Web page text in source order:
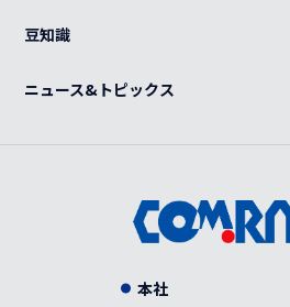
感染症対策
豆知識
ニュース&トピックス
本社